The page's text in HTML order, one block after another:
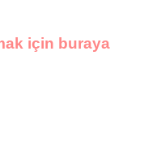
için buraya